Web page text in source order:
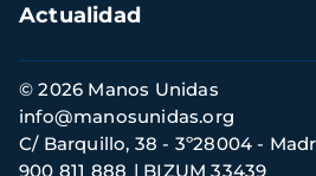
Actualidad
Información
de
contacto
© 2026 Manos Unidas
C/ Barquillo, 38 - 3º28004 -
900 811 888
BIZUM 33439
info@manosunidas.org